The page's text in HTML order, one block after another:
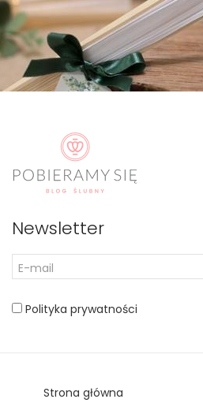
Newsletter
Polityka prywatności
Strona główna